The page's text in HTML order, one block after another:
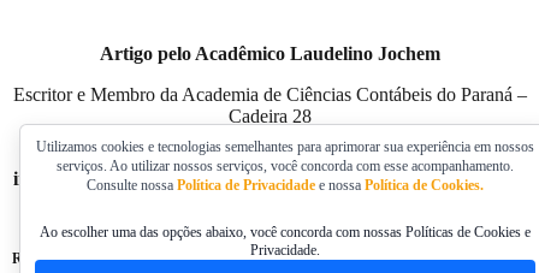
Artigo pelo Acadêmico Laudelino Jochem
Escritor e Membro da Academia de Ciências Contábeis do Paraná –
Cadeira 28
As informações e opiniões manifestadas neste artigo são de
inteira responsabilidade dos autores, e não necessariamente são
Referências
Utilizamos cookies e tecnologias semelhantes para aprimorar sua experiência em nossos
serviços. Ao utilizar nossos serviços, você concorda com esse acompanhamento.
Consulte nossa Política de Privacidade e nossa Política de Cookies.
Ao escolher uma das opções abaixo, você concorda com nossas Políticas de Cookies e
Privacidade.